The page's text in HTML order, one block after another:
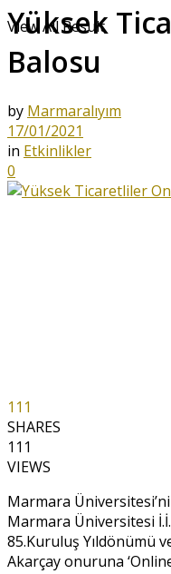
View All Result
Yüksek
Balosu
by Marmaralıyım
17/01/2021
in Etkinlikler
0
111
SHARES
111
VIEWS
Marmara
Marmara Üniversitesi
85.Kuruluş Yıldönümü
Akarçay onuruna